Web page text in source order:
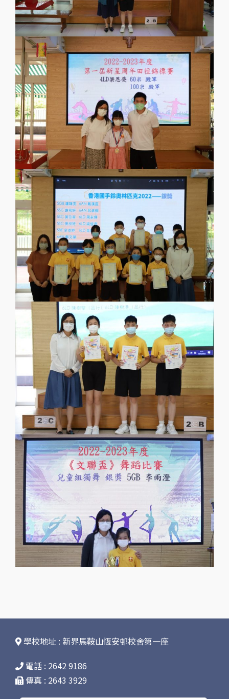
學校地址 : 新界馬鞍山恆安邨校舍第一座
電話 : 2642 9186
傳真 : 2643 3929